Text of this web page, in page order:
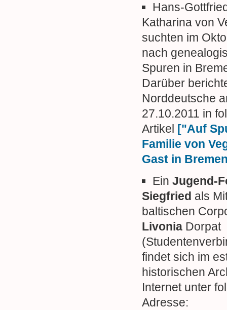
Hans-
Katharina von
suchten im
nach
Spuren in
Darüber
Norddeutsche
27.10.2011 in
Artikel ["Auf
Familie von
Gast in
Ein Jugend-
Siegfried als
baltischen
Livonia Dorpat
findet sich im
historischen
Internet unter
Adresse: